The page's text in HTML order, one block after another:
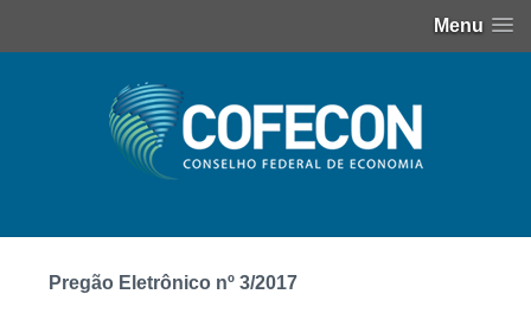
Menu
Pregão Eletrônico nº 3/2017